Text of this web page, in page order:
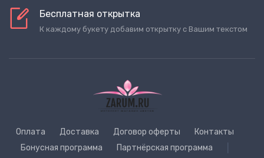
Бесплатная открытка
К каждому букету добавим открытку с Вашим текстом
Оплата Доставка Договор оферты
Контакты
Бонусная программа
Партнёрская программа